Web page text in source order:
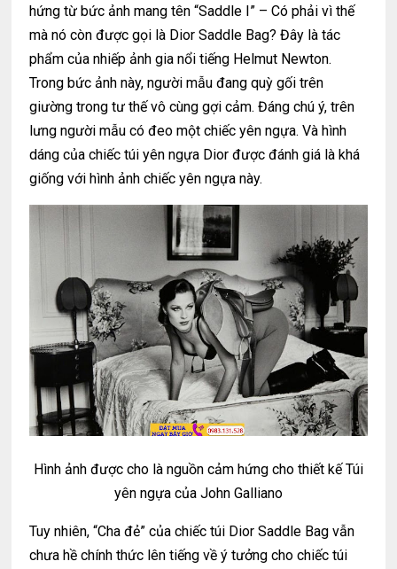
hứng từ bức ảnh mang tên “Saddle I” – Có phải vì thế
mà nó còn được gọi là Dior Saddle Bag? Đây là tác
phẩm của nhiếp ảnh gia nổi tiếng Helmut Newton.
Trong bức ảnh này, người mẫu đang quỳ gối trên
giường trong tư thế vô cùng gợi cảm. Đáng chú ý, trên
lưng người mẫu có đeo một chiếc yên ngựa. Và hình
dáng của chiếc túi yên ngựa Dior được đánh giá là khá
giống với hình ảnh chiếc yên ngựa này.
Hình ảnh được cho là nguồn cảm hứng cho thiết kế Túi
yên ngựa của John Galliano
Tuy nhiên, “Cha đẻ” của chiếc túi Dior Saddle Bag vẫn
chưa hề chính thức lên tiếng về ý tưởng cho chiếc túi